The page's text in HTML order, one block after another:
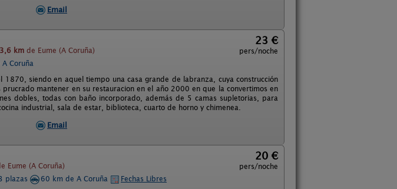
Email
km de Eume (A Coruña)
23 €
pers/noche
Coruña
siendo en aquel tiempo una casa grande de labranza, cuya construcción
mantener en su restauracion en el año 2000 en que la convertimos en
dobles, todas con baño incorporado, además de 5 camas supletorias, para
industrial, sala de estar, biblioteca, cuarto de horno y chimenea.
Email
Eume (A Coruña)
20 €
pers/noche
plazas 60 km de A Coruña
Fechas Libres